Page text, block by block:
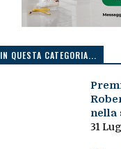
IN QUESTA CATEGORIA...
nella
31